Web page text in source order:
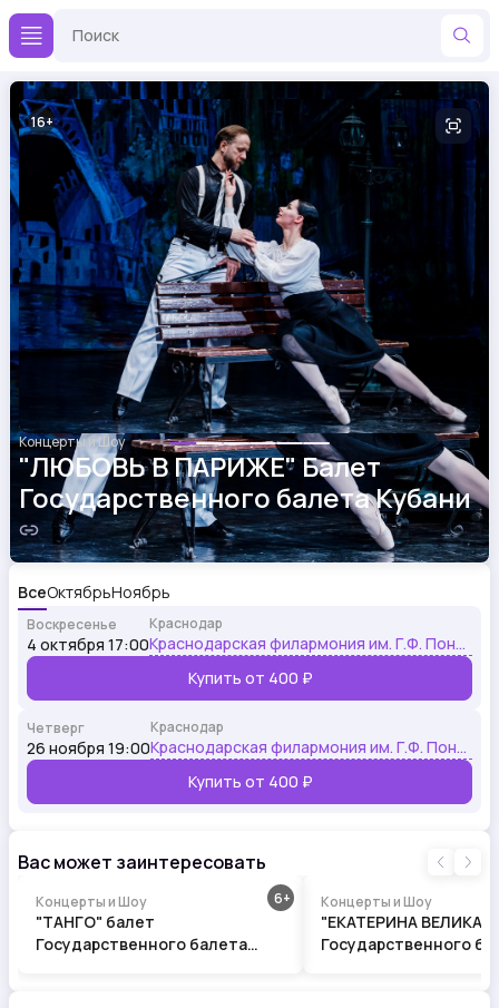
16
Концерты и Шоу
"ЛЮБОВЬ В ПАРИЖЕ" Балет
Государственного балета Кубани
ВсеОктябрьНоябрь
Воскресенье
4 октября 17:00
Краснодар
Краснодарская филармония им. Г.Ф. Пономаренко
Купить от 400 ₽
Четверг
26 ноября 19:00
Краснодар
Краснодарская филармония им. Г.Ф. Пономаренко
Купить от 400 ₽
Вас может заинтересовать
6
Концерты и Шоу
"ТАНГО" балет
Государственного балета
Концерты и Шоу
"ЕКАТЕРИНА ВЕЛИКАЯ"
Государственного